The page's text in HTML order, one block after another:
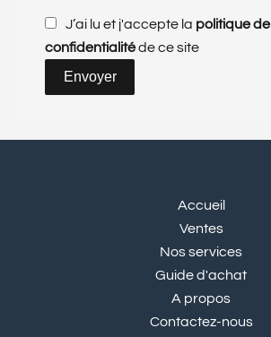
J’ai lu et j'accepte la politique de
confidentialitéde ce site
Envoyer
Accueil
Ventes
Nos services
Guide d'achat
A propos
Contactez-nous